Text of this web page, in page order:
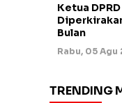
Ketua
Bulan
Rabu, 05
TRENDING